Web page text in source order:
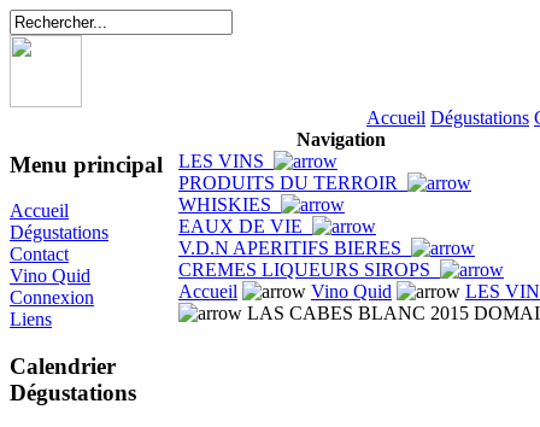
Accueil Dégustations
Menu principal
Accueil
Dégustations
Contact
Vino Quid
Connexion
Liens
Calendrier
Dégustations
Navigation
LES VINS
PRODUITS DU TERROIR
WHISKIES
EAUX DE VIE
V.D.N APERITIFS BIERES
CREMES LIQUEURS SIROPS
Accueil
Vino Quid
LES
LAS CABES BLANC 2015